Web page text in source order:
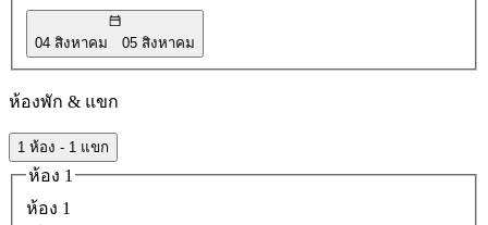
04 สิงหาคม 05 สิงหาคม
ห้องพัก & แขก
1 ห้อง - 1 แขก
ห้อง 1
ห้อง 1